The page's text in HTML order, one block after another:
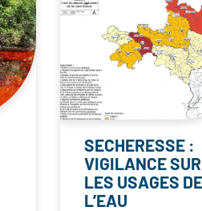
SECHERESSE :
VIGILANCE SUR
LES USAGES DE
L’EAU